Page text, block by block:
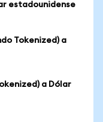
estadounidense
Tokenized) a
a Dólar